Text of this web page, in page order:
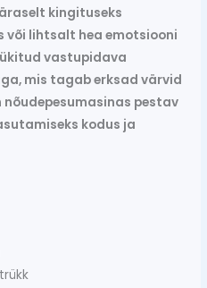
kingituseks
või lihtsalt hea emotsiooni
vastupidava
mis tagab erksad värvid
nõudepesumasinas pestav
kodus ja